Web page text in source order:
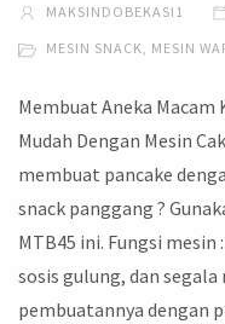
MAKSINDOBEKASI1
MESIN SNACK MESIN
Membuat Aneka Macam
Mudah Dengan Mesin
membuat pancake
snack panggang ?
MTB45 ini. Fungsi
sosis gulung, dan segala
pembuatannya dengan